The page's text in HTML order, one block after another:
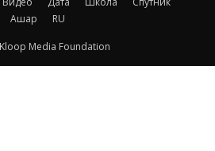
Ашар
RU
Media Foundation